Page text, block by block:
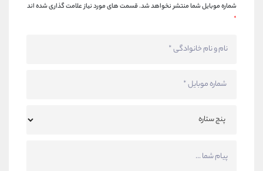
شماره موبایل شما منتشر نخواهد شد.قسمت های مورد نیاز علامت گذاری شده اند
*